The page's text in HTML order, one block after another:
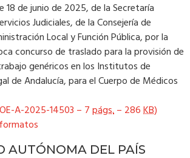
18 de junio de 2025, de la Secretaría
Judiciales, de la Consejería de
Local y Función Pública, por la
concurso de traslado para la provisión de
genéricos en los Institutos de
de Andalucía, para el Cuerpo de Médicos
A-2025-14503 – 7págs.– 286KB)
AUTÓNOMA DEL PAÍS